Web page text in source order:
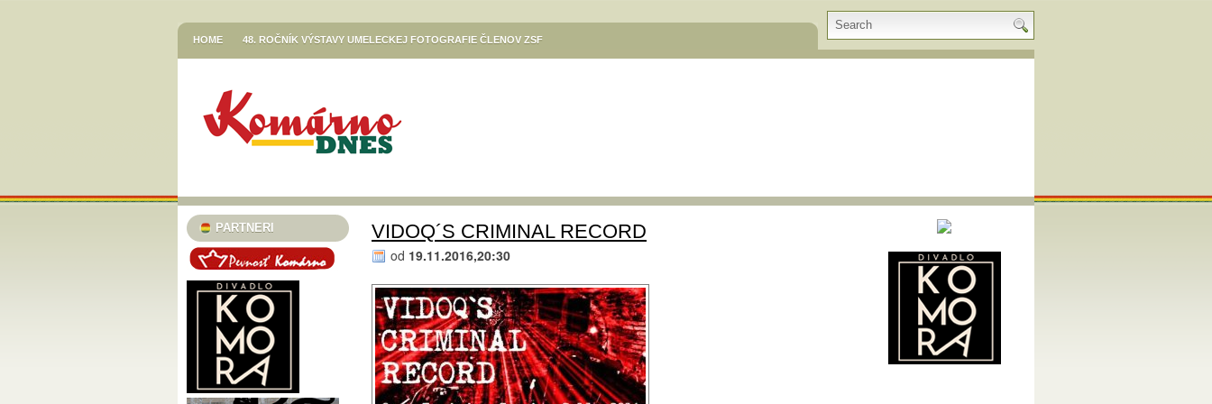
HOME 48. ROČNÍK VÝSTAVY UMELECKEJ FOTOGRAFIE ČLENOV ZSF
HOR SA DO RÍŠE ROZPRÁVOK
KNIŽNICA JÓZSEFA SZINNYEIHO V KOMÁRNE / SZINNYEI JÓZSEF KÖNYVTÁR, KOMÁROM
MESTSKÉ KULTÚRNE STREDISKO V KOMÁRNE / MSKS BÉNI EGRESSYHO /EGRESSY BÉNI VMKMESTSKÉ KULTÚRNE
SZINNYEI SZALON KÚTFESZT / 13. FESTIVAL KÚT
TURISTICKÁ INFORMAČNÁ KANCELÁRIA KOMÁRŇANSKÉ VÍNNE KORZO / KOMÁROMI BORKORZÓ
TARICS LORINCZ MARGIT SZINÉSZMÚZEUM
TATRA KINO MOZI KLUB VODNÉHO PÓLA KOMÁRNO REGIONÁLNE OSVETOVÉ STREDISKO V KOMÁRNE – PODUJATIA
46. ČLENSKÁ VÝSTAVA / TAGSÁGI KIÁLÍTÁS / FOTOKLUB HELIOS KOMÁRNO / HELIOS FOTÓKLUB
MESTSKÝ KLUB DÔCHODCOV KOMÁRNO RÉV – A MAGYAR KULTÚRA HÁZA / RÉV KLUB
PODUNAJSKÉ MÚZEUM V KOMÁRNE / VÝSTAVY 2024 KELEMEN ISTVÁN / VÝSTAVA ILUSTRÁCIÍ DETSKÝCH KNÍH
PARTNERI VIDOQ´S CRIMINAL RECORD
od 19.11.2016,20:30